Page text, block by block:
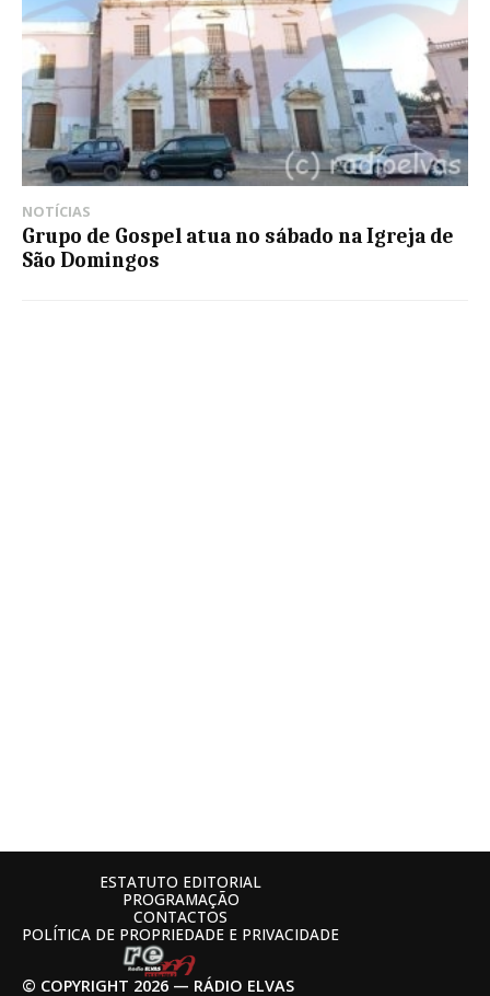
NOTÍCIAS
Grupo de Gospel atua no sábado na Igreja de
São Domingos
© COPYRIGHT 2026 — RÁDIO ELVAS
ESTATUTO EDITORIAL
PROGRAMAÇÃO
CONTACTOS
POLÍTICA DE PROPRIEDADE E PRIVACIDADE